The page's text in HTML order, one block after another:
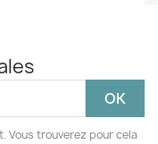
Vous trouverez pour cela